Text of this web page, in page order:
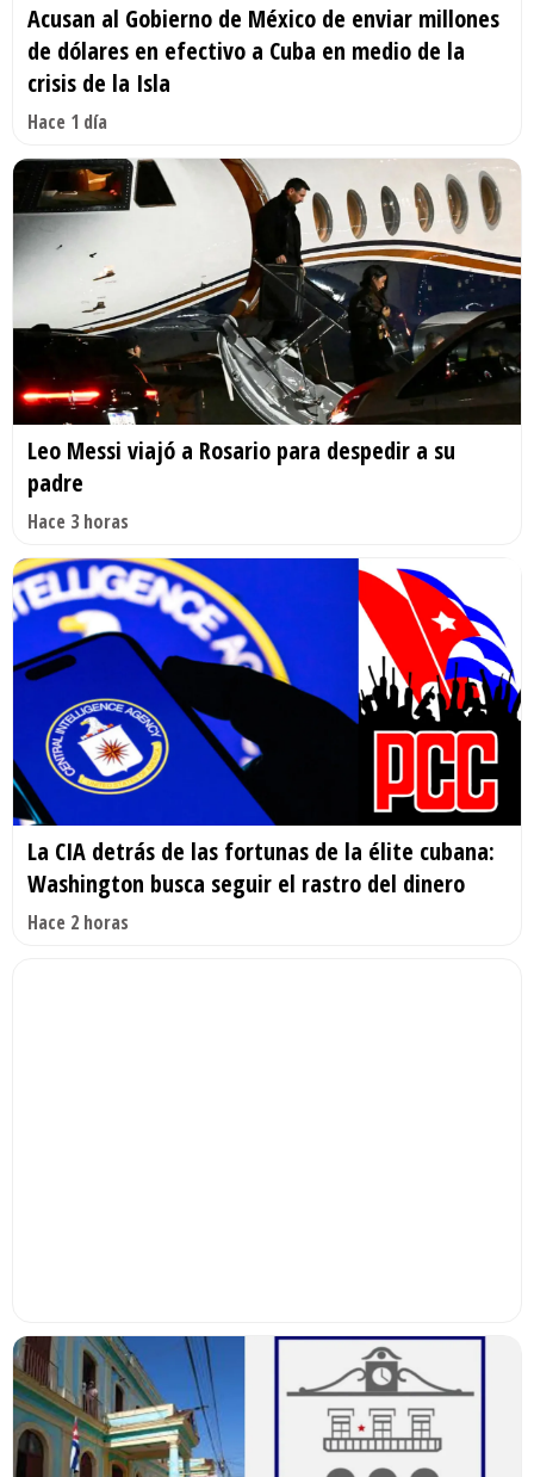
Acusan al Gobierno de México de enviar millones
de dólares en efectivo a Cuba en medio de la
crisis de la Isla
Hace 1 día
Leo Messi viajó a Rosario para despedir a su
padre
Hace 3 horas
La CIA detrás de las fortunas de la élite cubana:
Washington busca seguir el rastro del dinero
Hace 2 horas